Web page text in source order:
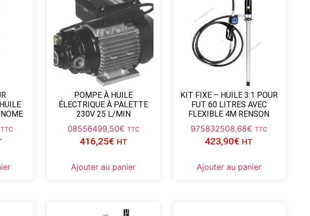
TTC
POMPE À HUILE
ÉLECTRIQUE À PALETTE
230V 25 L/MIN
08556499,50€ TTC
416,25€ HT
Ajouter au panier
KIT FIXE – HUILE 3:1 POUR
FUT 60 LITRES AVEC
FLEXIBLE 4M RENSON
975832508,68€ TTC
423,90€ HT
Ajouter au panier